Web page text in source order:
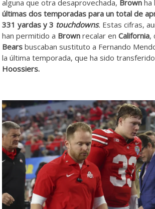
alguna que otra desaprovechada, Brown ha
últimas dos temporadas para un total de
331 yardas y 3 touchdowns. Estas cifras,
han permitido a Brown recalar enCalifornia,
Bears buscaban sustituto a Fernando
la última temporada, que ha sido
Hoossiers.